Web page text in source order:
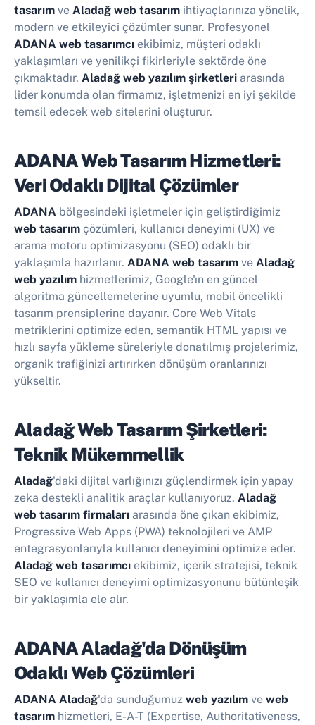
tasarım ve Aladağ web tasarım ihtiyaçlarınıza yönelik,
modern ve etkileyici çözümler sunar. Profesyonel
ADANA web tasarımcı ekibimiz, müşteri odaklı
yaklaşımları ve yenilikçi fikirleriyle sektörde öne
çıkmaktadır. Aladağ web yazılım şirketleri arasında
lider konumda olan firmamız, işletmenizi en iyi şekilde
temsil edecek web sitelerini oluşturur.
ADANA Web Tasarım Hizmetleri:
Veri Odaklı Dijital Çözümler
ADANA bölgesindeki işletmeler için geliştirdiğimiz
web tasarım çözümleri, kullanıcı deneyimi (UX) ve
arama motoru optimizasyonu (SEO) odaklı bir
yaklaşımla hazırlanır. ADANA web tasarım ve Aladağ
web yazılım hizmetlerimiz, Google'ın en güncel
algoritma güncellemelerine uyumlu, mobil öncelikli
tasarım prensiplerine dayanır. Core Web Vitals
metriklerini optimize eden, semantik HTML yapısı ve
hızlı sayfa yükleme süreleriyle donatılmış projelerimiz,
organik trafiğinizi artırırken dönüşüm oranlarınızı
yükseltir.
Aladağ Web Tasarım Şirketleri:
Teknik Mükemmellik
Aladağ'daki dijital varlığınızı güçlendirmek için yapay
zeka destekli analitik araçlar kullanıyoruz. Aladağ
web tasarım firmaları arasında öne çıkan ekibimiz,
Progressive Web Apps (PWA) teknolojileri ve AMP
entegrasyonlarıyla kullanıcı deneyimini optimize eder.
Aladağ web tasarımcı ekibimiz, içerik stratejisi, teknik
SEO ve kullanıcı deneyimi optimizasyonunu bütünleşik
bir yaklaşımla ele alır.
ADANA Aladağ'da Dönüşüm
Odaklı Web Çözümleri
ADANA Aladağ'da sunduğumuz web yazılım ve web
tasarım hizmetleri, E-A-T (Expertise, Authoritativeness,